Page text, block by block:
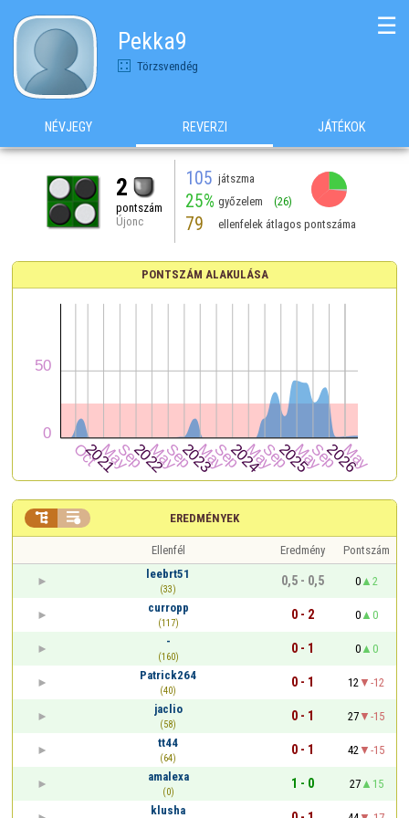
Pekka9
Törzsvendég
☰
NÉVJEGY REVERZI JÁTÉKOK
2
pontszám
Újonc
105 játszma
25% győzelem (26)
79 ellenfelek átlagos pontszáma
PONTSZÁM ALAKULÁSA
EREDMÉNYEK
 
Ellenfél Eredmény
Pontszám
leebrt51
(33)
0,5 - 0,5 0
2
curropp
(117)
0 - 2 0
0
-
(160)
0 - 1 0
0
Patrick264
(40)
0 - 1 12
-12
jaclio
(58)
0 - 1 27
-15
tt44
(64)
0 - 1 42
-15
amalexa
(0)
1 - 0 27
15
klusha